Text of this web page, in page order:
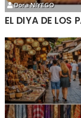
Dora NİYEGO
EL DIYA DE LOS